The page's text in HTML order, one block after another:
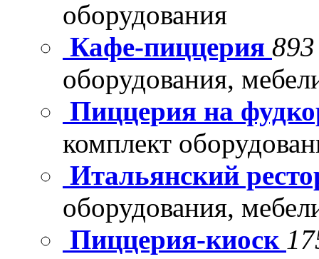
оборудования
Кафе-пиццерия
оборудования,
Пиццерия на
комплект
Итальянский
оборудования,
Пиццерия-киоск